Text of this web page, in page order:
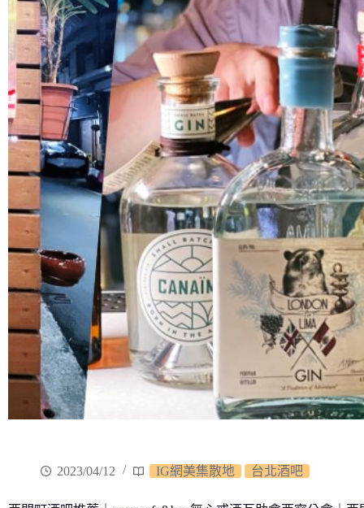
2023/04/12 IG網美集散地 台北酒吧